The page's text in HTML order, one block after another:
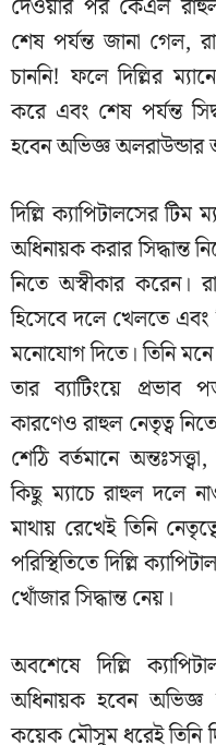
দেওয়ার পর কেএল
শেষ পর্যন্ত জানা গেল,
চাননি! ফলে দিল্লির
করে এবং শেষ পর্যন্ত
হবেন অভিজ্ঞ অলরাউন্ডার
দিল্লি ক্যাপিটালসের
অধিনায়ক করার সিদ্ধান্ত
নিতে অস্বীকার করেন।
হিসেবে দলে খেলতে এবং
মনোযোগ দিতে। তিনি
তার ব্যাটিংয়ে প্রভাব
কারণেও রাহুল নেতৃত্ব নিতে
শেঠি বর্তমানে
কিছু ম্যাচে রাহুল দলে
মাথায় রেখেই তিনি
পরিস্থিতিতে দিল্লি
খোঁজার সিদ্ধান্ত নেয়।
অবশেষে দিল্লি
অধিনায়ক হবেন অভিজ্ঞ
কয়েক মৌসুম ধরেই তিনি